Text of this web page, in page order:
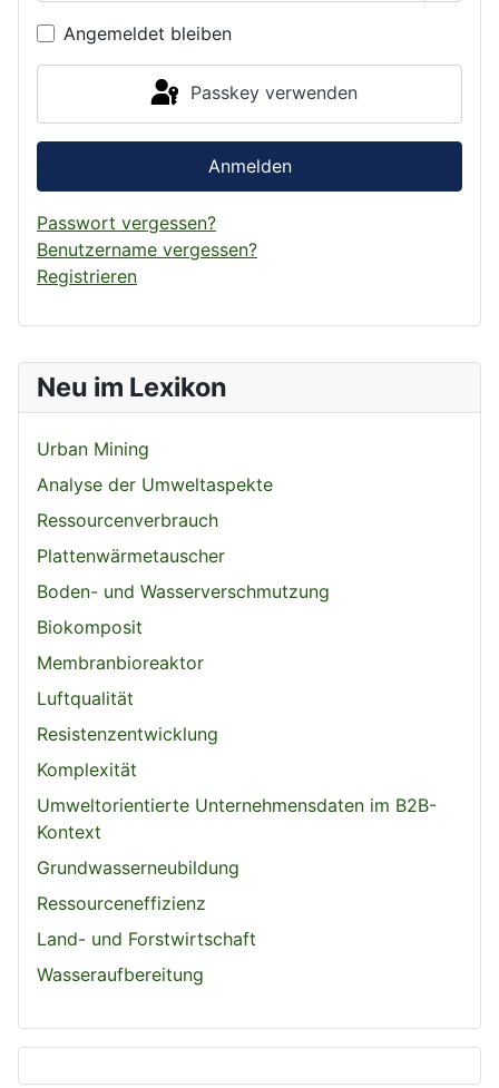
Neu im Lexikon
Urban Mining
Analyse der Umweltaspekte
Ressourcenverbrauch
Plattenwärmetauscher
Boden- und Wasserverschmutzung
Biokomposit
Membranbioreaktor
Luftqualität
Resistenzentwicklung
Komplexität
Umweltorientierte Unternehmensdaten im B2B-
Kontext
Grundwasserneubildung
Ressourceneffizienz
Land- und Forstwirtschaft
Wasseraufbereitung
Angemeldet bleiben
Passkey verwenden
Anmelden
Passwort vergessen?
Benutzername vergessen?
Registrieren